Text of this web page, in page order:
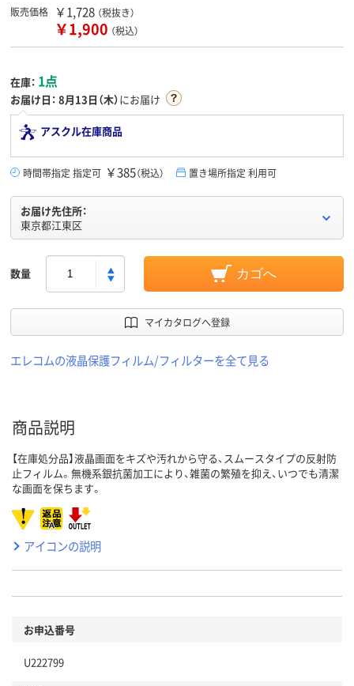
販売価格 ￥1,728 （税抜き）
￥1,900 （税込）
在庫： 1点
お届け日： 8月13日（木）にお届け
アスクル在庫商品
時間帯指定 指定可 ￥385（税込） 置き場所指定 利用可
お届け先住所：
東京都江東区
数量 カゴへ
マイカタログへ登録
エレコムの液晶保護フィルム/フィルターを全て見る
商品説明
【在庫処分品】液晶画面をキズや汚れから守る、スムースタイプの反射防
止フィルム。無機系銀抗菌加工により、雑菌の繁殖を抑え、いつでも清潔
な画面を保ちます。
アイコンの説明
お申込番号
U222799